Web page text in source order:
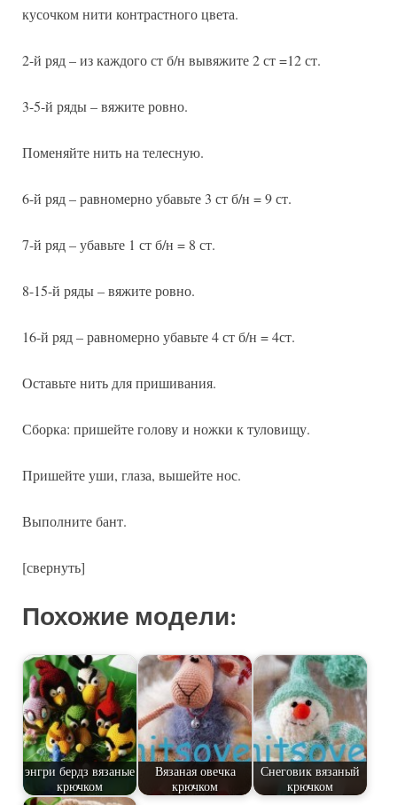
кусочком нити контрастного цвета.
2-й ряд – из каждого ст б/н вывяжите 2 ст =12 ст.
3-5-й ряды – вяжите ровно.
Поменяйте нить на телесную.
6-й ряд – равномерно убавьте 3 ст б/н = 9 ст.
7-й ряд – убавьте 1 ст б/н = 8 ст.
8-15-й ряды – вяжите ровно.
16-й ряд – равномерно убавьте 4 ст б/н = 4ст.
Оставьте нить для пришивания.
Сборка: пришейте голову и ножки к туловищу.
Пришейте уши, глаза, вышейте нос.
Выполните бант.
[свернуть]
Похожие модели:
энгри бердз вязаные
крючком
Вязаная овечка
крючком
Снеговик вязаный
крючком